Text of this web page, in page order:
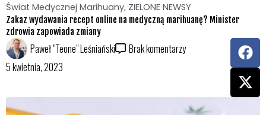
Świat Medycznej Marihuany, ZIELONE NEWSY
Zakaz wydawania recept online na medyczną marihuanę? Minister
zdrowia zapowiada zmiany
Paweł "Teone" Leśniański
Brak komentarzy
5 kwietnia, 2023
F
a
c
e
b
X
-
t
w
i